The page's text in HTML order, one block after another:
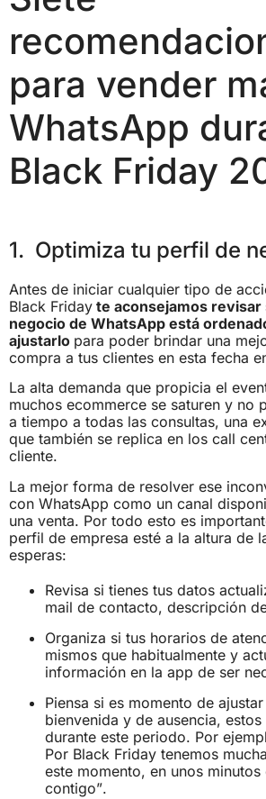
para vender
WhatsApp
Black Friday
1. Optimiza tu perfil de
Antes de iniciar cualquier tipo de
Black Friday te aconsejamos revisar
negocio de WhatsApp está
ajustarlo para poder brindar una
compra a tus clientes en esta fecha
La alta demanda que propicia el
muchos ecommerce se saturen y no
a tiempo a todas las consultas, una
que también se replica en los call
cliente.
La mejor forma de resolver ese
con WhatsApp como un canal
una venta. Por todo esto es
perfil de empresa esté a la altura de
esperas:
Revisa si tienes tus datos
mail de contacto, descripción
Organiza si tus horarios de
mismos que habitualmente y
información en la app de ser
Piensa si es momento de
bienvenida y de ausencia,
durante este periodo. Por
Por Black Friday tenemos
este momento, en unos minutos
contigo”.